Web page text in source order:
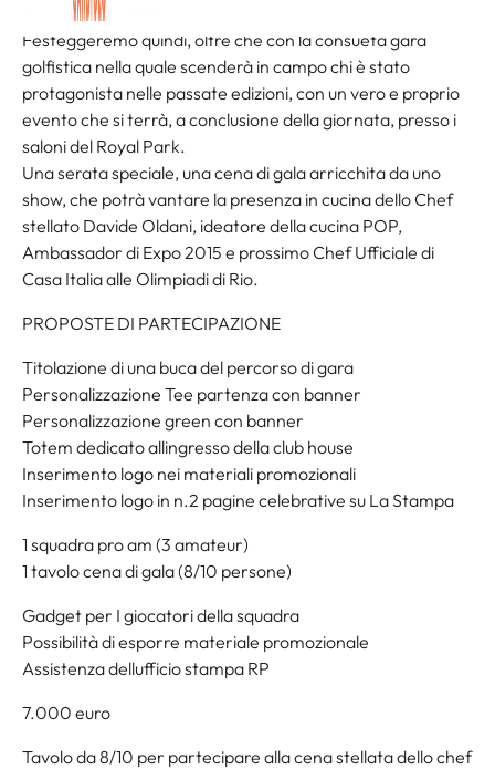
Cancro.
Festeggeremo quindi, oltre che con la consueta gara
golfistica nella quale scenderà in campo chi è stato
protagonista nelle passate edizioni, con un vero e proprio
evento che si terrà, a conclusione della giornata, presso i
saloni del Royal Park.
Una serata speciale, una cena di gala arricchita da uno
show, che potrà vantare la presenza in cucina dello Chef
stellato Davide Oldani, ideatore della cucina POP,
Ambassador di Expo 2015 e prossimo Chef Ufficiale di
Casa Italia alle Olimpiadi di Rio.
PROPOSTE DI PARTECIPAZIONE
Titolazione di una buca del percorso di gara
Personalizzazione Tee partenza con banner
Personalizzazione green con banner
Totem dedicato allingresso della club house
Inserimento logo nei materiali promozionali
Inserimento logo in n.2 pagine celebrative su La Stampa
1 squadra pro am (3 amateur)
1 tavolo cena di gala (8/10 persone)
Gadget per I giocatori della squadra
Possibilità di esporre materiale promozionale
Assistenza dellufficio stampa RP
7.000 euro
Tavolo da 8/10 per partecipare alla cena stellata dello chef